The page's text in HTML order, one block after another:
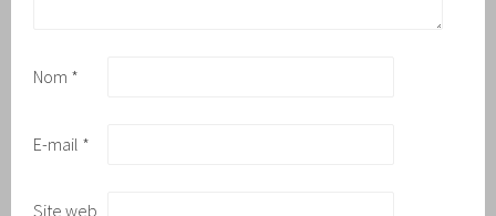
Nom *
E-mail *
Site web